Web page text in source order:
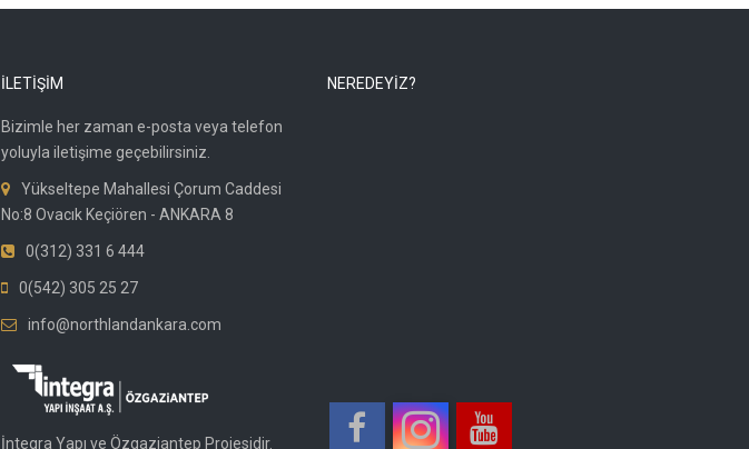
İLETİŞİM
Bizimle her zaman e-posta veya telefon
yoluyla iletişime geçebilirsiniz.
Yükseltepe Mahallesi Çorum Caddesi
No:8 Ovacık Keçiören - ANKARA 8
0(312) 331 6 444
0(542) 305 25 27
info@northlandankara.com
İntegra Yapı ve Özgaziantep Projesidir.
NEREDEYİZ?